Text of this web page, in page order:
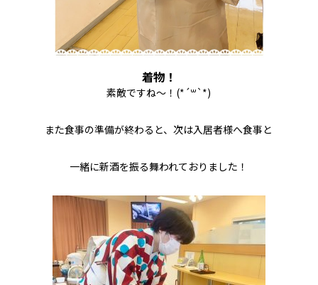
着物！
素敵ですね〜！(*´꒳`*)
また食事の準備が終わると、次は入居者様へ食事と
一緒に新酒を振る舞われておりました！